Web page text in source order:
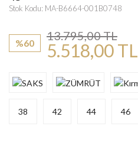
Stok Kodu: MA-B6664-001B0748
%60
13.795,00 TL
5.518,00 TL
38 42 44 46